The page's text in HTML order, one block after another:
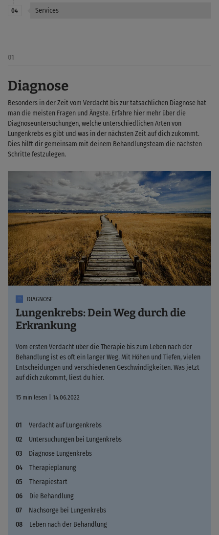
04 Services
01
Diagnose
Besonders in der Zeit vom Verdacht bis zur tatsächlichen Diagnose hat
man die meisten Fragen und Ängste. Erfahre hier mehr über die
Diagnoseuntersuchungen, welche unterschiedlichen Arten von
Lungenkrebs es gibt und was in der nächsten Zeit auf dich zukommt.
Dies hilft dir gemeinsam mit deinem Behandlungsteam die nächsten
Schritte festzulegen.
DIAGNOSE
Lungenkrebs: Dein Weg durch die
Erkrankung
Vom ersten Verdacht über die Therapie bis zum Leben nach der
Behandlung ist es oft ein langer Weg. Mit Höhen und Tiefen, vielen
Entscheidungen und verschiedenen Geschwindigkeiten. Was jetzt
auf dich zukommt, liest du hier.
15 min lesen | 14.06.2022
Verdacht auf Lungenkrebs
Untersuchungen bei Lungenkrebs
Diagnose Lungenkrebs
Therapieplanung
Therapiestart
Die Behandlung
Nachsorge bei Lungenkrebs
Leben nach der Behandlung